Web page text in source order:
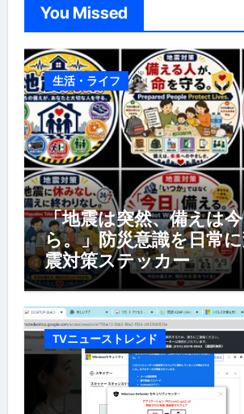
You Missed
生活・ライフ
「地震は突然、備えは
ら。」防災意識を日常
震対策ステッカー
TVニューストレンド